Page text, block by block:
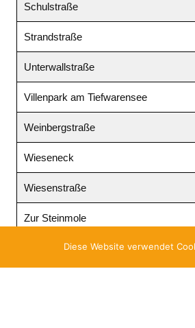
Schulstraße
Strandstraße
Unterwallstraße
Villenpark am Tiefwarensee
Weinbergstraße
Wieseneck
Wiesenstraße
Zur Steinmole
Diese Website verwendet